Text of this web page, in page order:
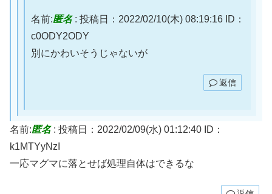
名前:匿名: 投稿日：2022/02/10(木) 08:19:16
ID：
c0ODY2ODY
別にかわいそうじゃないが
返信
名前:匿名: 投稿日：2022/02/09(水) 01:12:40 ID：
k1MTYyNzI
一応マグマに落とせば処理自体はできるな